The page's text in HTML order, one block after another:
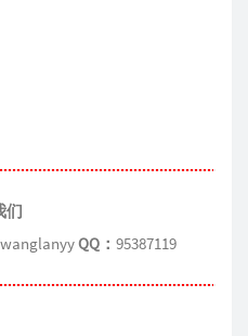
们
wanglanyyQQ： 95387119